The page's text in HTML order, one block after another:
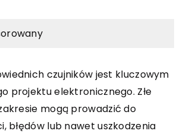
czujników jest kluczowym
projektu elektronicznego. Złe
mogą prowadzić do
błędów lub nawet uszkodzenia